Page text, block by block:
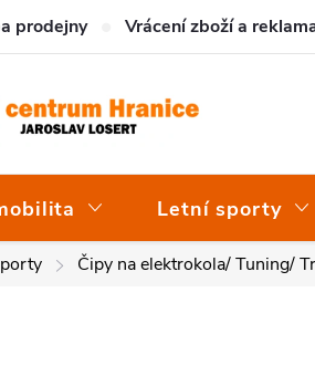
prodejny Vrácení zboží a
Letní sporty
Čipy na elektrokola/ Tuning/